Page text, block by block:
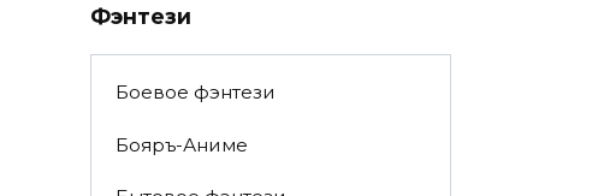
Фэнтези
Боевое фэнтези
Бояръ-Аниме